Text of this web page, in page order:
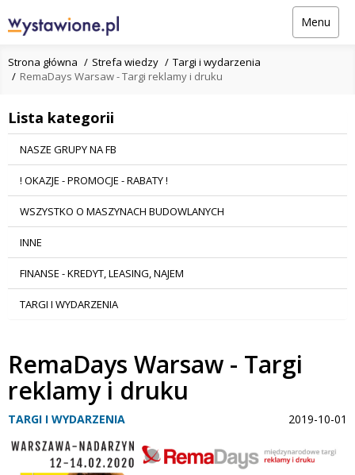
Menu
Strona główna Strefa wiedzy
Targi i wydarzenia
RemaDays Warsaw - Targi reklamy i druku
Lista kategorii
NASZE GRUPY NA FB
! OKAZJE - PROMOCJE - RABATY !
WSZYSTKO O MASZYNACH BUDOWLANYCH
INNE
FINANSE - KREDYT, LEASING, NAJEM
TARGI I WYDARZENIA
RemaDays Warsaw - Targi
reklamy i druku
TARGI I WYDARZENIA 2019-10-01